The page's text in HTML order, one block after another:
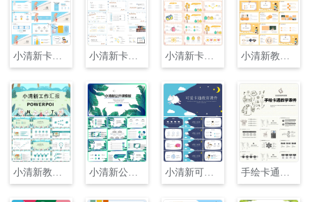
小清新卡通教学课件PPT 小清新卡通教学课件PPT 小清新卡通教学PPT 小清新教育教学课件PPT
小清新教学课件PPT 小清新公开课教育教学课件PPT 小清新可爱卡通教育课件PPT 手绘卡通教学课件PPT